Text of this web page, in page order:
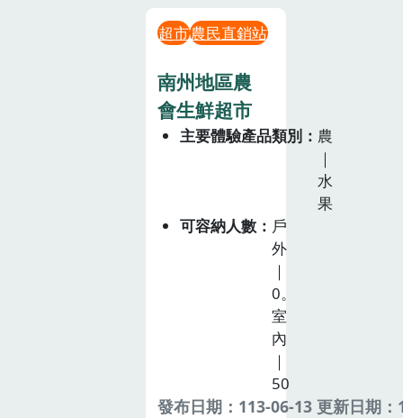
超市農民直銷站
南州地區農
會生鮮超市
主要體驗產品類別
農
｜
水
果
可容納人數
戶
外
｜
0。
室
內
｜
50
發布日期：113-06-13 更新日期